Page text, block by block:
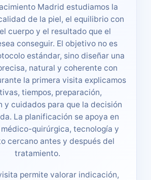
Madrid estudiamos la
de la piel, el equilibrio con
cuerpo y el resultado que el
conseguir. El objetivo no es
estándar, sino diseñar una
natural y coherente con
la primera visita explicamos
tiempos, preparación,
y cuidados para que la decisión
La planificación se apoya en
quirúrgica, tecnología y
cercano antes y después del
tratamiento.
permite valorar indicación,